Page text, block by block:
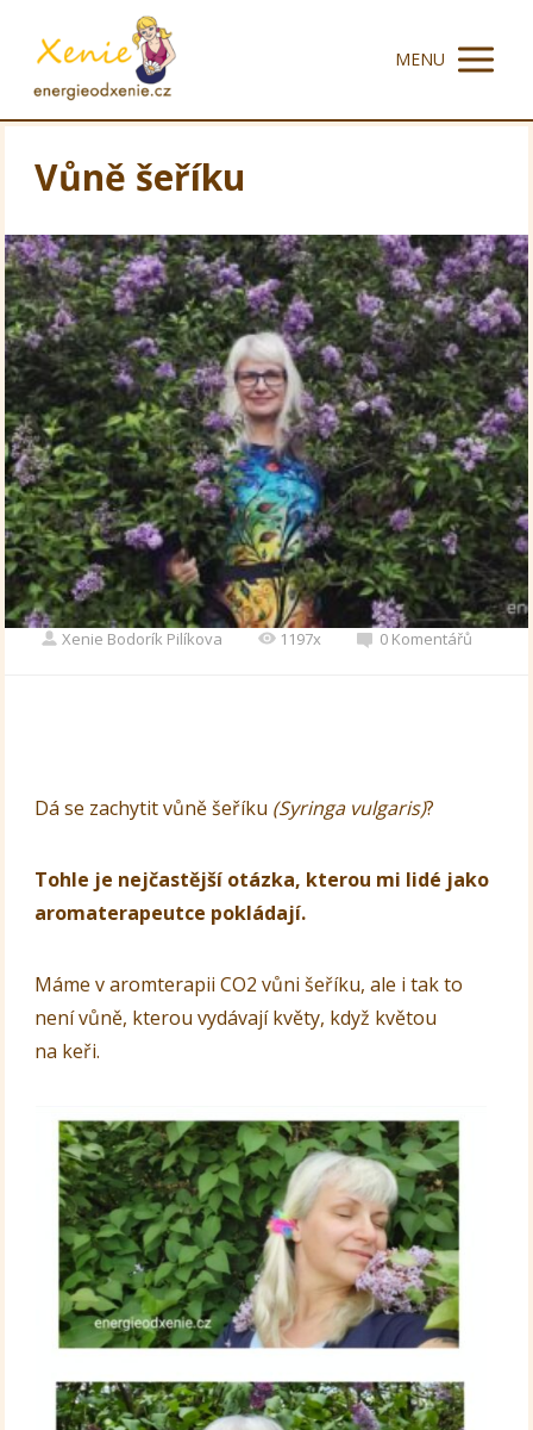
MENU
Vůně šeříku
Xenie Bodorík Pilíkova 1197x 0 Komentářů
Dá se zachytit vůně šeříku (Syringa vulgaris)?
Tohle je nejčastější otázka, kterou mi lidé jako
aromaterapeutce pokládají.
Máme v aromterapii CO2 vůni šeříku, ale i tak to
není vůně, kterou vydávají květy, když květou
na keři.